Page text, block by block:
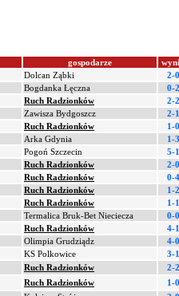
gospodarze
Dolcan Ząbki
2-0
Bogdanka Łęczna
0-2
Ruch Radzionków
2-2
Zawisza Bydgoszcz
2-1
Ruch Radzionków
1-0
Arka Gdynia
1-3
Pogoń Szczecin
5-1
Ruch Radzionków
2-0
Ruch Radzionków
0-4
Ruch Radzionków
1-2
Ruch Radzionków
1-1
Termalica Bruk-Bet Nieciecza
0-0
Ruch Radzionków
4-1
Olimpia Grudziądz
4-0
KS Polkowice
3-1
Ruch Radzionków
2-2
Ruch Radzionków
1-0